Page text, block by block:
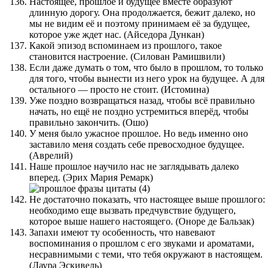
длинную дорогу. Она продолжается, бежит далеко, но
мы не видим её и поэтому принимаем её за будущее,
которое уже ждет нас. (Айседора Дункан)
Какой эпизод вспоминаем из прошлого, такое
становится настроение. (Силован Рамишвили)
Если даже думать о том, что было в прошлом, то только
для того, чтобы вынести из него урок на будущее. А для
остального — просто не стоит. (Истомина)
Уже поздно возвращаться назад, чтобы всё правильно
начать, но ещё не поздно устремиться вперёд, чтобы
правильно закончить. (Ошо)
У меня было ужасное прошлое. Но ведь именно оно
заставило меня создать себе превосходное будущее.
(Аврелий)
Наше прошлое научило нас не заглядывать далеко
вперед. (Эрих Мария Ремарк)
Не достаточно показать, что настоящее выше прошлого:
необходимо еще вызвать предчувствие будущего,
которое выше нашего настоящего. (Оноре де Бальзак)
Запахи имеют ту особенность, что навевают
воспоминания о прошлом с его звуками и ароматами,
несравнимыми с теми, что тебя окружают в настоящем.
(Лаура Эскивель)